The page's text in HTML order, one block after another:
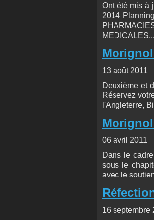
Ont été mis à
2014
MEDICALES...
13 août 2011
Deuxième et
Réservez
l'Angleterre,
06 avril 2011
Dans le
sous le
avec le
16 septembre